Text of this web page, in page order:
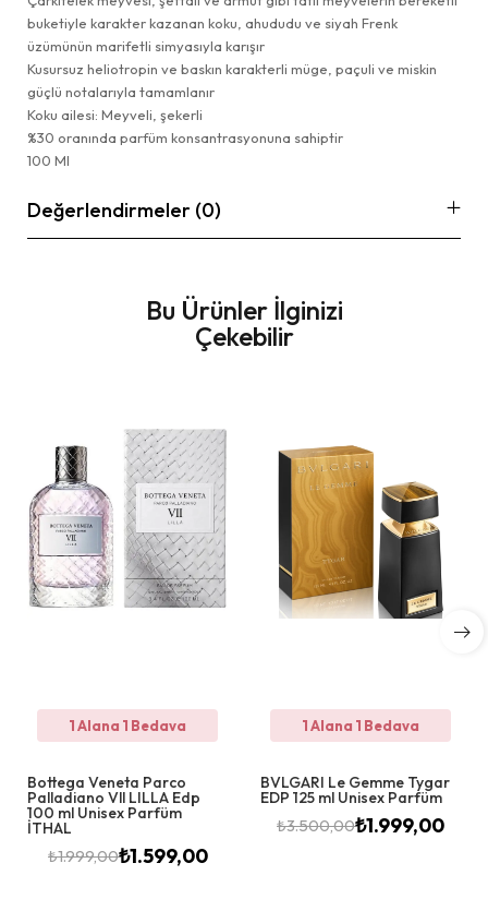
buketiyle karakter kazanan koku, ahududu ve siyah Frenk
üzümünün marifetli simyasıyla karışır
Kusursuz heliotropin ve baskın karakterli müge, paçuli ve miskin
güçlü notalarıyla tamamlanır
Koku ailesi: Meyveli, şekerli
%30 oranında parfüm konsantrasyonuna sahiptir
100 Ml
Değerlendirmeler (0)
Bu Ürünler İlginizi
Çekebilir
1 Alana 1 Bedava
Bottega Veneta Parco
Palladiano Vll LILLA Edp
100 ml Unisex Parfüm
İTHAL
₺1.999,00₺1.599,00
1 Alana 1 Bedava
BVLGARI Le Gemme Tygar
EDP 125 ml Unisex Parfüm
₺3.500,00₺1.999,00